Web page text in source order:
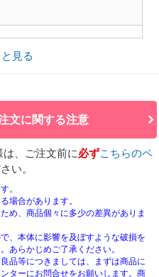
見る
文に関する注意
、ご注文前に必ずこちらのペ
い。
。
場合があります。
め、商品個々に多少の差異がありま
、本体に影響を及ぼすような破損を
あらかじめご了承ください。
品等につきましては、まずは商品に
ターにお問合せをお願いします。商